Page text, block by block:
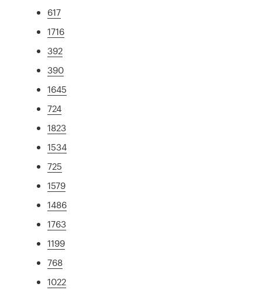
617
1716
392
390
1645
724
1823
1534
725
1579
1486
1763
1199
768
1022